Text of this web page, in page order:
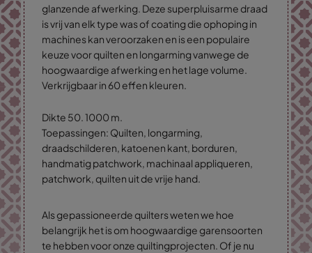
glanzende afwerking. Deze superpluisarme draad
is vrij van elk type was of coating die ophoping in
machines kan veroorzaken en is een populaire
keuze voor quilten en longarming vanwege de
hoogwaardige afwerking en het lage volume.
Verkrijgbaar in 60 effen kleuren.
Dikte 50. 1000 m.
Toepassingen: Quilten, longarming,
draadschilderen, katoenen kant, borduren,
handmatig patchwork, machinaal appliqueren,
patchwork, quilten uit de vrije hand.
Als gepassioneerde quilters weten we hoe
belangrijk het is om hoogwaardige garensoorten
te hebben voor onze quiltingprojecten. Of je nu